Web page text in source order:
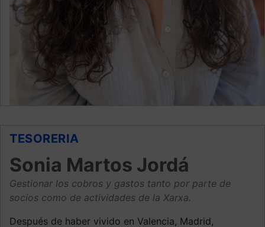
TESORERIA
Sonia Martos Jordá
Gestionar los cobros y gastos tanto por parte de
socios como de actividades de la Xarxa.
Después de haber vivido en Valencia, Madrid,